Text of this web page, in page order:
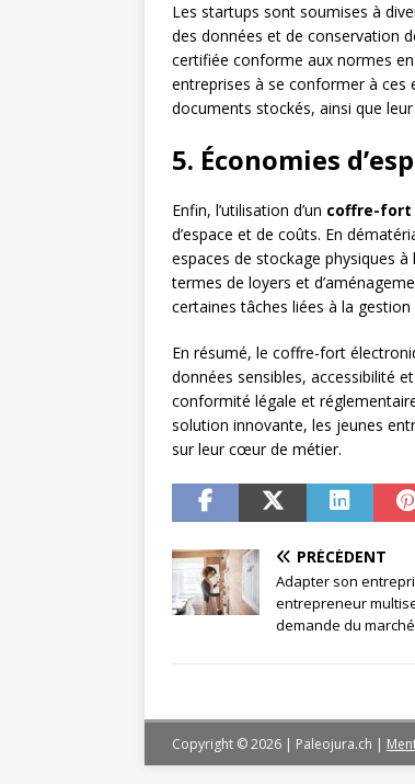
Les startups sont soumises à
des données et de conservation
certifiée conforme aux normes
entreprises à se conformer à ces
documents stockés, ainsi que
5. Économies
Enfin, l’utilisation d’un coffre-fort
d’espace et de coûts. En
espaces de stockage physiques
termes de loyers et
certaines tâches liées à la
En résumé, le coffre-fort
données sensibles, accessibilité
conformité légale et
solution innovante, les jeunes
sur leur cœur de métier.
PRÉCÉDENT
Adapter son
entrepreneur
demande du marché
Copyright © 2026 | Paleojura.ch |